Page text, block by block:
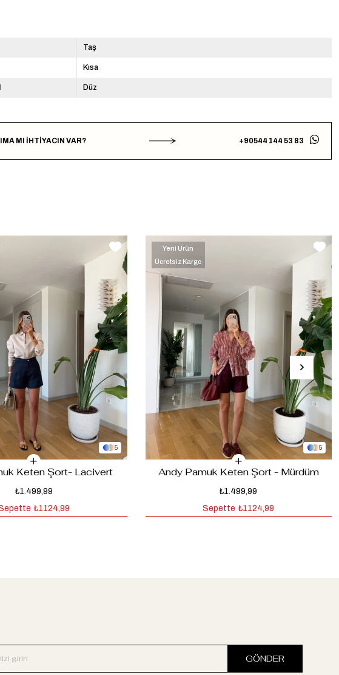
Taş
Kısa
Düz
MI İHTİYACIN VAR? +90544 144 53 83
‹
›
5
Keten Şort- Lacivert
₺1.499,99
₺1124,99
‹
›
5
Andy Pamuk Keten Şort - Mürdüm
₺1.499,99
Sepette ₺1124,99
Yeni Ürün
Ücretsiz Kargo
GÖNDER